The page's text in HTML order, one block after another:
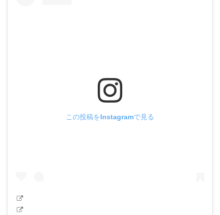
この投稿をInstagramで見る